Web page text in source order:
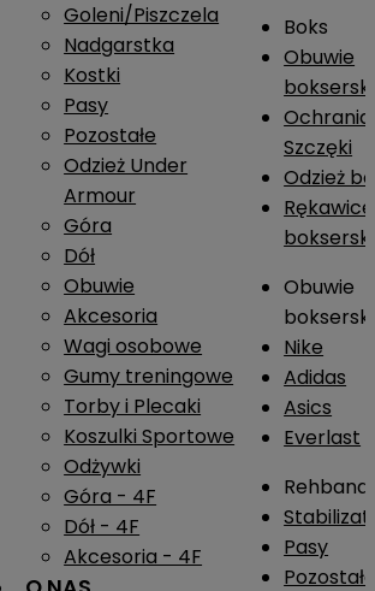
Goleni/Piszczela
Nadgarstka
Kostki
Pasy
Pozostałe
Odzież Under
Armour
Góra
Dół
Obuwie
Akcesoria
Wagi osobowe
Gumy treningowe
Torby i Plecaki
Koszulki Sportowe
Odżywki
Góra - 4F
Dół - 4F
Akcesoria - 4F
Boks
Obuwie
Szczęki
Odzież
Rękawice
Obuwie
Nike
Adidas
Asics
Everlast
Rehband
Pasy